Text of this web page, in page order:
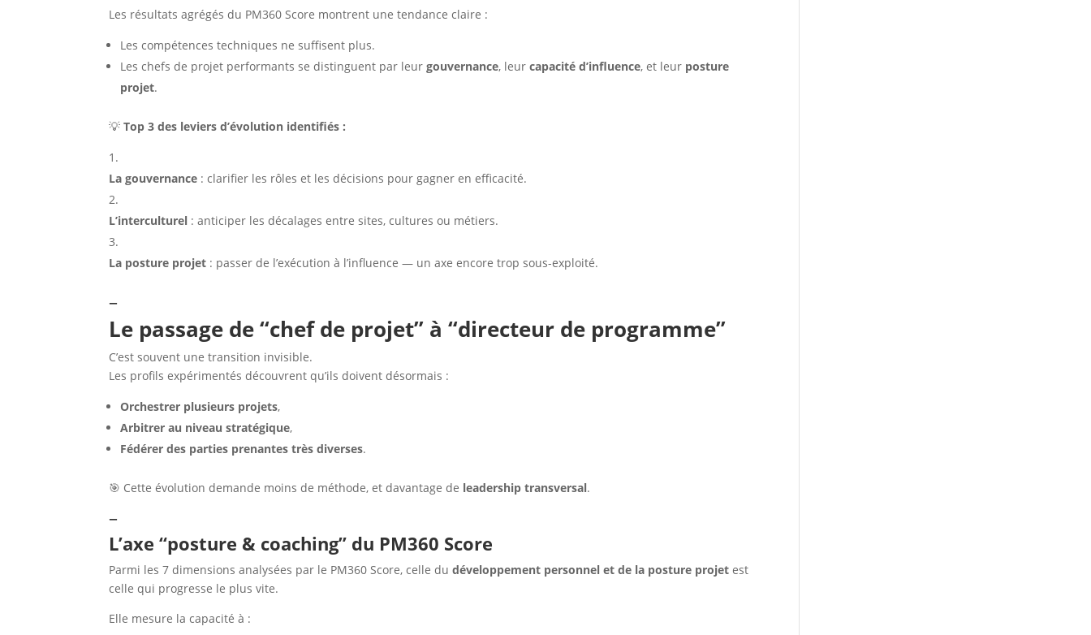
Les résultats agrégés du PM360 Score montrent une tendance claire :
Les compétences techniques ne suffisent plus.
Les chefs de projet performants se distinguent par leurgouvernance, leurcapacité d’influence, et leur posture
projet.
💡Top 3 des leviers d’évolution identifiés :
La gouvernance : clarifier les rôles et les décisions pour gagner en efficacité.
L’interculturel : anticiper les décalages entre sites, cultures ou métiers.
La posture projet : passer de l’exécution à l’influence — un axe encore trop sous-exploité.
–
Le passage de “chef de projet” à “directeur de programme”
C’est souvent une transition invisible.
Les profils expérimentés découvrent qu’ils doivent désormais :
Orchestrer plusieurs projets,
Arbitrer au niveau stratégique,
Fédérer des parties prenantes très diverses.
🎯 Cette évolution demande moins de méthode, et davantage de leadership transversal.
–
L’axe “posture & coaching” du PM360 Score
Parmi les 7 dimensions analysées par le PM360 Score, celle dudéveloppement personnel et de la posture projet est
celle qui progresse le plus vite.
Elle mesure la capacité à :